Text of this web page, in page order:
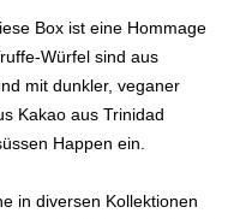
Box ist eine Hommage
Würfel sind aus
mit dunkler, veganer
Kakao aus Trinidad
Happen ein.
in diversen Kollektionen